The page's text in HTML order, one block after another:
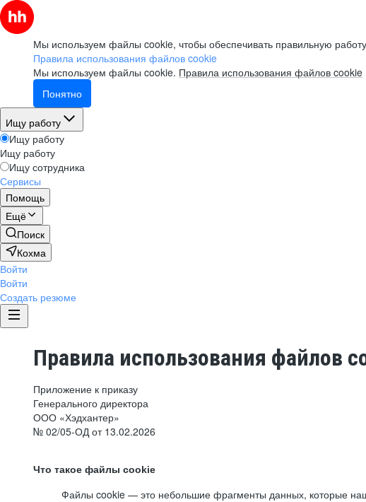
Мы используем файлы cookie, чтобы обеспечивать правильную
Правила использования файлов cookie
Мы используем файлы cookie. Правила использования файлов cookie
Понятно
Ищу работу
Ищу работу
Ищу работу
Ищу сотрудника
Сервисы
Помощь
Ещё
Поиск
Кохма
Войти
Войти
Создать резюме
Правила использования файлов
Приложение к приказу
Генерального директора
ООО «Хэдхантер»
№ 02/05-ОД от 13.02.2026
Что такое файлы cookie
Файлы cookie — это небольшие фрагменты данных, которые